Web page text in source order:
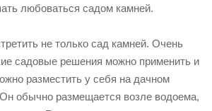
любоваться садом камней.
не только сад камней. Очень
садовые решения можно применить и
разместить у себя на дачном
обычно размещается возле водоема,